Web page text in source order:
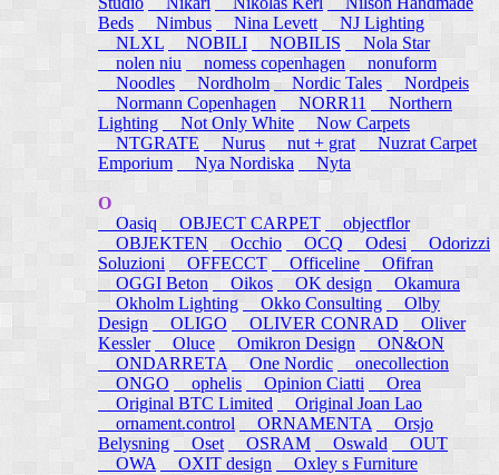
Beds
Nimbus Nina Levett
NJ Lighting
NLXL
NOBILI NOBILIS
Nola Star
nolen niu
nomess copenhagen
nonuform
Noodles
Nordholm Nordic Tales
Nordpeis
Normann Copenhagen
NORR11
Northern
Lighting
Not Only White
Now Carpets
NTGRATE
Nurus nut + grat
Nuzrat Carpet
Emporium
Nya Nordiska Nyta
O
Oasiq
OBJECT CARPET
objectflor
OBJEKTEN
Occhio OCQ Odesi
Odorizzi
Soluzioni
OFFECCT Officeline
Ofifran
OGGI Beton
Oikos OK design
Okamura
Okholm Lighting
Okko Consulting
Olby
Design
OLIGO OLIVER CONRAD
Oliver
Kessler
Oluce Omikron Design
ON&ON
ONDARRETA
One Nordic
onecollection
ONGO
ophelis Opinion Ciatti
Orea
Original BTC Limited
Original Joan Lao
ornament.control
ORNAMENTA
Orsjo
Belysning
Oset OSRAM Oswald
OUT
OWA
OXIT design Oxley s Furniture